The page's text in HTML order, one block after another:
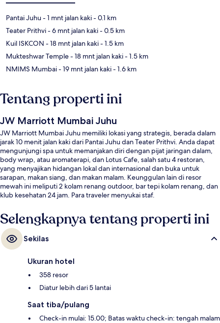
Pantai Juhu- 1 mnt jalan kaki- 0.1 km
Teater Prithvi- 6 mnt jalan kaki- 0.5 km
Kuil ISKCON - 18 mnt jalan kaki- 1.5 km
Mukteshwar Temple- 18 mnt jalan kaki- 1.5 km
NMIMS Mumbai- 19 mnt jalan kaki- 1.6 km
Tentang properti ini
JW Marriott Mumbai Juhu
JW Marriott Mumbai Juhu memiliki lokasi yang strategis, berada dalam
jarak 10 menit jalan kaki dari Pantai Juhu dan Teater Prithvi. Anda dapat
mengunjungi spa untuk memanjakan diri dengan pijat jaringan dalam,
body wrap, atau aromaterapi, dan Lotus Cafe, salah satu 4 restoran,
yang menyajikan hidangan lokal dan internasional dan buka untuk
sarapan, makan siang, dan makan malam. Keunggulan lain di resor
mewah ini meliputi 2 kolam renang outdoor, bar tepi kolam renang, dan
klub kesehatan 24 jam. Para traveler menyukai staf.
Selengkapnya tentang properti ini
Sekilas
Ukuran hotel
358 resor
Diatur lebih dari 5 lantai
Saat tiba/pulang
Check-in mulai: 15.00; Batas waktu check-in: tengah malam